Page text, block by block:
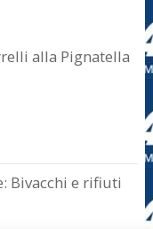
alla Pignatella
Bivacchi e rifiuti